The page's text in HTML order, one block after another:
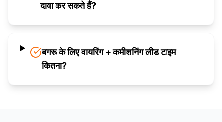
दावा कर सकते हैं?
बगरू के लिए वायरिंग + कमीशनिंग लीड टाइम
कितना?